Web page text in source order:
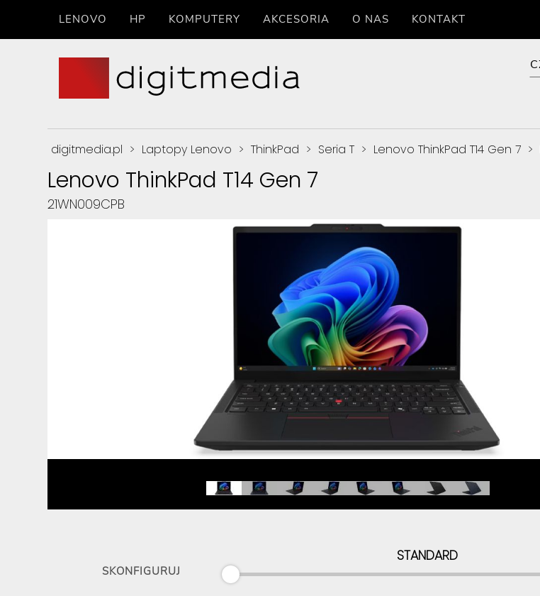
LENOVO HP KOMPUTERY AKCESORIA O NAS KONTAKT
digitmedia.pl > Laptopy Lenovo > ThinkPad > Seria T > Lenovo ThinkPad T14 Gen 7 >
Lenovo ThinkPad T14 Gen 7
21WN009CPB
SKONFIGURUJ
STANDARD